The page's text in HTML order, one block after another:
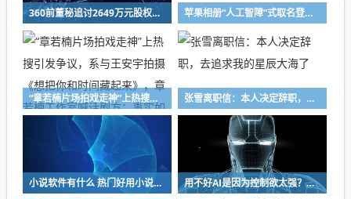
360前董秘追讨2649万元股权激励，集团回应：支持依法解决 苹果相册“人工智障”式取名登热搜
“章若楠片场拍戏走神”上热搜引发争议，系与王安宇拍摄《想把你和时间藏起来》，章若楠工作室喊话剧方：事实如何，你们出来说两句？ 张雪离职信：本人决定辞职，去追求我的星辰大海了
小说软件有什么 热门好用小说软件推荐 用不好AI是因为控制欲太强？周鸿祎称要有边界地充分放权